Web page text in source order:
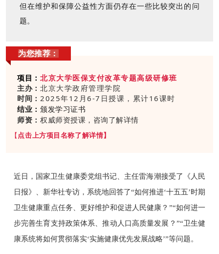
但在维护和保障公益性方面仍存在一些比较突出的问
题。
为您推荐：
项目： 北京大学医保支付改革专题高级研修班
主办： 北京大学政府管理学院
时间： 2025年12月6-7日授课，累计16课时
结业： 颁发学习证书
师资： 权威师资授课，咨询了解详情
【 点击上方项目名称了解详情】
近日，国家卫生健康委党组书记、主任雷海潮接受了
《人民
日报》
、新华社专访，系统地回答了“如何推进‘十五五’时期
卫生健康重点任务、更好维护和促进人民健康？”“如何进一
步完善生育支持政策体系、推动人口高质量发展？”“卫生健
康系统将如何贯彻落实‘实施健康优先发展战略’”等问题。